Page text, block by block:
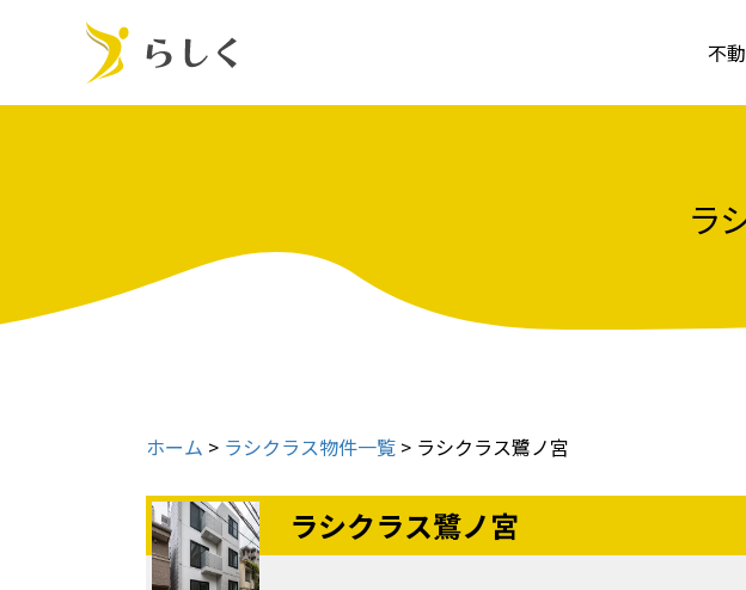
不
ラ
ホーム > ラシクラス物件一覧 > ラシクラス鷺ノ宮
ラシクラス鷺ノ宮